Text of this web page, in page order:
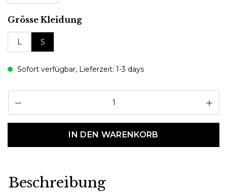
Grösse Kleidungauswählen
L S
Sofort verfügbar, Lieferzeit: 1-3 days
IN DEN WARENKORB
Beschreibung